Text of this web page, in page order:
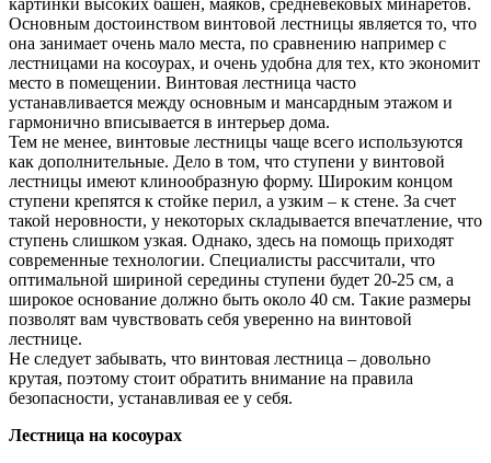
Основным достоинством винтовой лестницы является то, что
она занимает очень мало места, по сравнению например с
лестницами на косоурах, и очень удобна для тех, кто экономит
место в помещении. Винтовая лестница часто
устанавливается между основным и мансардным этажом и
гармонично вписывается в интерьер дома.
Тем не менее, винтовые лестницы чаще всего используются
как дополнительные. Дело в том, что ступени у винтовой
лестницы имеют клино­образную форму. Широким концом
ступени крепятся к стойке перил, а узким – к стене. За счет
такой неровности, у некоторых складывается впечатление, что
ступень слишком узкая. Однако, здесь на помощь приходят
современные технологии. Специалисты рассчитали, что
оптимальной шириной середины ступени будет 20-25 см, а
широкое основание должно быть около 40 см. Такие размеры
позволят вам чувствовать себя уверенно на винтовой
лестнице.
Не следует забывать, что винтовая лестница – довольно
крутая, поэтому стоит обратить внимание на правила
безопасности, устанавливая ее у себя.
Лестница на косоурах